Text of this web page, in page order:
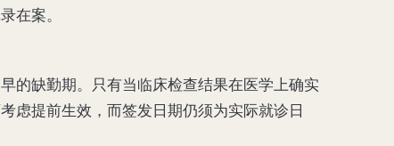
在案。
的缺勤期。只有当临床检查结果在医学上确实
虑提前生效，而签发日期仍须为实际就诊日